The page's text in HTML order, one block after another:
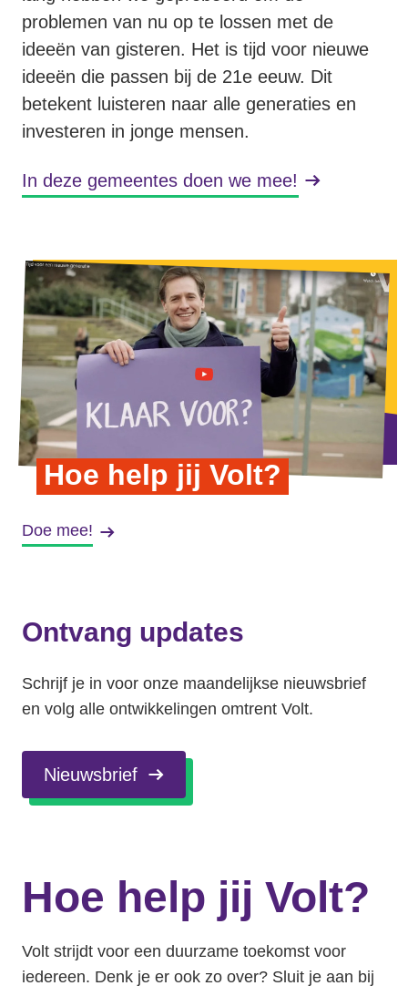
Volt Houten
Volt Soest
Volt Utrecht (Stad)
Volt Woerden
Volt Zeist
Volt Nederland
Regio's
Agenda
Vacatures
Volt Amersfoort
Volt De Bilt
Volt Houten
Volt Soest
Volt Utrecht stad
Volt Woerden
Volt Zeist
Doe mee!
problemen van nu op te lossen met de
ideeën van gisteren. Het is tijd voor nieuwe
ideeën die passen bij de 21e eeuw. Dit
betekent luisteren naar alle generaties en
investeren in jonge mensen.
In deze gemeentes doen we mee!
Hoe help jij Volt?
Doe mee!
Ontvang updates
Schrijf je in voor onze maandelijkse nieuwsbrief
en volg alle ontwikkelingen omtrent Volt.
Nieuwsbrief
Hoe help jij Volt?
Volt strijdt voor een duurzame toekomst voor
iedereen. Denk je er ook zo over? Sluit je aan bij